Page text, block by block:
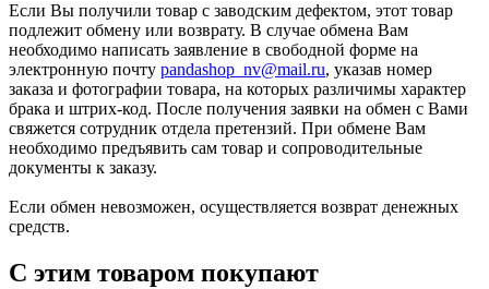
Если Вы получили товар с заводским дефектом, этот товар
подлежит обмену или возврату. В случае обмена Вам
необходимо написать заявление в свободной форме на
электронную почту pandashop_nv@mail.ru, указав номер
заказа и фотографии товара, на которых различимы характер
брака и штрих-код. После получения заявки на обмен с Вами
свяжется сотрудник отдела претензий. При обмене Вам
необходимо предъявить сам товар и сопроводительные
документы к заказу.
Если обмен невозможен, осуществляется возврат денежных
средств.
С этим товаром покупают